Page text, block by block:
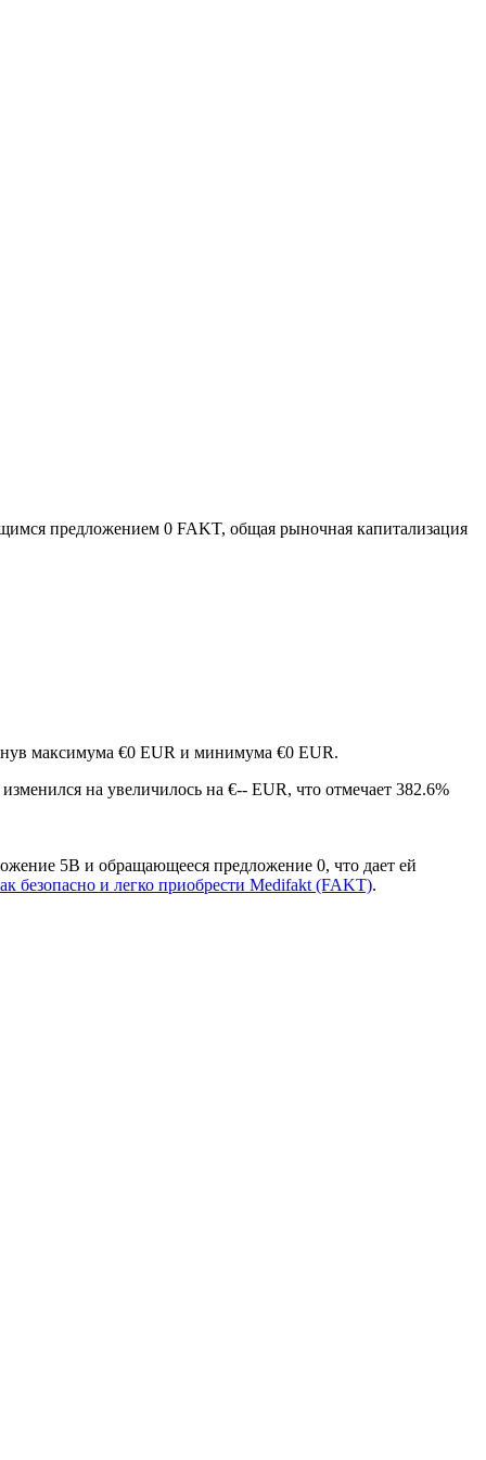
предложением 0 FAKT, общая рыночная капитализация
максимума €0 EUR и минимума €0 EUR.
на увеличилось на €-- EUR, что отмечает 382.6%
5B и обращающееся предложение 0, что дает ей
безопасно и легко приобрести Medifakt (FAKT).